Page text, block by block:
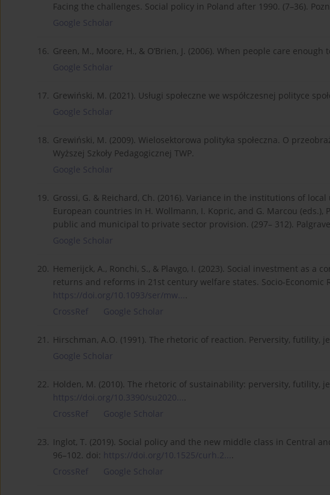
Facing the challenges. Social policy in Poland after 1990. (7–36).
Google Scholar
16. Green, M., Moore, H., & O’Brien, J. (2006). When people care
Google Scholar
17. Grewiński, M. (2021). Usługi społeczne we współczesnej polityce
Google Scholar
18. Grewiński, M. (2009). Wielosektorowa polityka społeczna. O
Wyższej Szkoły Pedagogicznej TWP.
Google Scholar
19. Grossi, G. & Reichard, Ch. (2016). Variance in the institutions of
European countries In H. Wollmann, I. Kopric, and G. Marcou
public and municipal to private sector provision. (297– 312).
Google Scholar
20. Hemerijck, A., Ronchi, S., & Plavgo, I. (2023). Social investment as
returns and reforms in 21st century welfare states. Socio-Economic
https://doi.org/10.1093/ser/mw... .
CrossRef
Google Scholar
21. Hirschman, A.O. (1991). The rhetoric of reaction. Perversity, futility,
Google Scholar
22. Holden, M. (2010). The rhetoric of sustainability: perversity, futility,
https://doi.org/10.3390/su2020... .
CrossRef
Google Scholar
23.
Inglot, T. (2019). Social policy and the new middle class in Central
96–102. doi: https://doi.org/10.1525/curh.2... .
CrossRef
Google Scholar